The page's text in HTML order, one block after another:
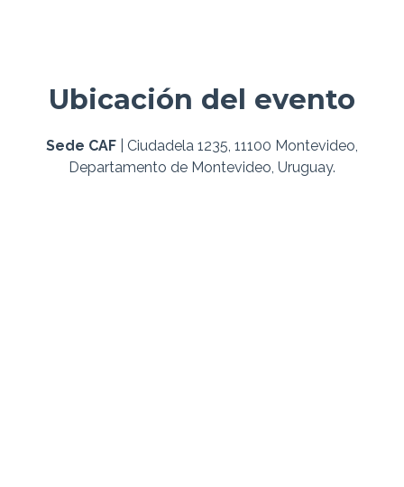
Ubicación del evento
Sede CAF | Ciudadela 1235, 11100 Montevideo,
Departamento de Montevideo, Uruguay.